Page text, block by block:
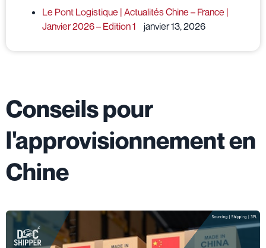
Le Pont Logistique | Actualités Chine – France |
Janvier 2026 – Edition 1
janvier 13, 2026
Conseils pour
l'approvisionnement en
Chine